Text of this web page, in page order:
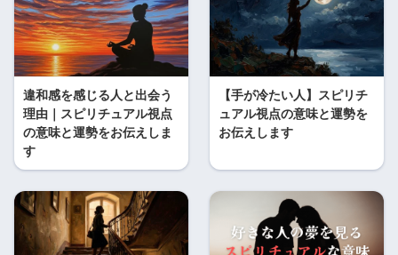
違和感を感じる人と出会う
理由｜スピリチュアル視点
の意味と運勢をお伝えしま
す
【手が冷たい人】スピリチ
ュアル視点の意味と運勢を
お伝えします